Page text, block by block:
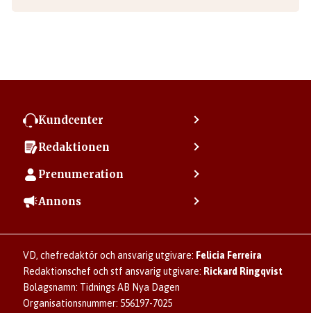
Kundcenter
Min sida
Vanliga frågor
Användarvillkor
Redaktionen
Tipsa Dagen
Vill du debattera i Dagen?
Dagen förklarar
Upphovsrätt och AI
Om Dagen
Prenumeration
Så skapar du ett konto
Dagen som taltidningen
Senaste numret av eDagen
Dagens arkiv
Annons
Annonsera
Familjeannonser
Se dödsannonser/minnesrum
Anmäl störande/felaktig annons
VD, chefredaktör och ansvarig utgivare: Felicia Ferreira
Redaktionschef och stf ansvarig utgivare: Rickard Ringqvist
Bolagsnamn: Tidnings AB Nya Dagen
Organisationsnummer: 556197-7025